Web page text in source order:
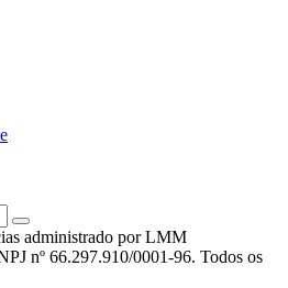
administrado por LMM
nº 66.297.910/0001-96. Todos os